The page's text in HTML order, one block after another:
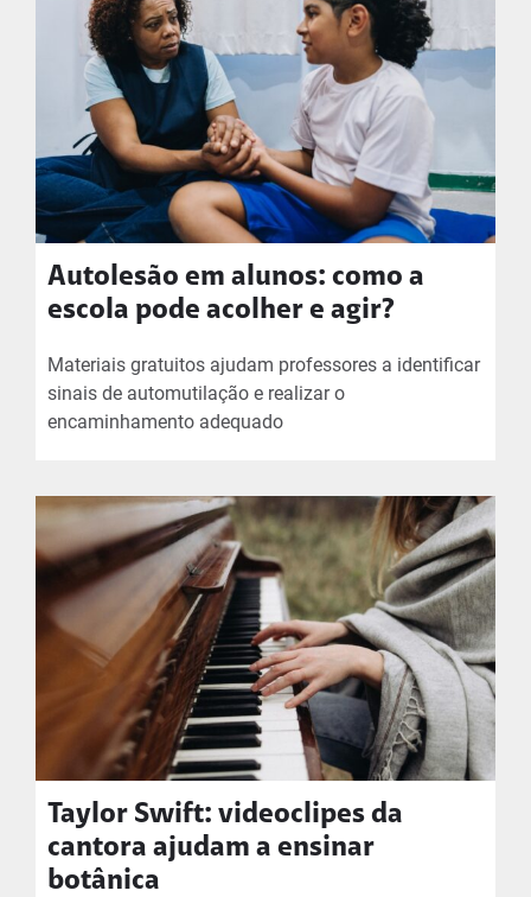
Autolesão em alunos: como a
escola pode acolher e agir?
Materiais gratuitos ajudam professores a identificar
sinais de automutilação e realizar o
encaminhamento adequado
Taylor Swift: videoclipes da
cantora ajudam a ensinar
botânica